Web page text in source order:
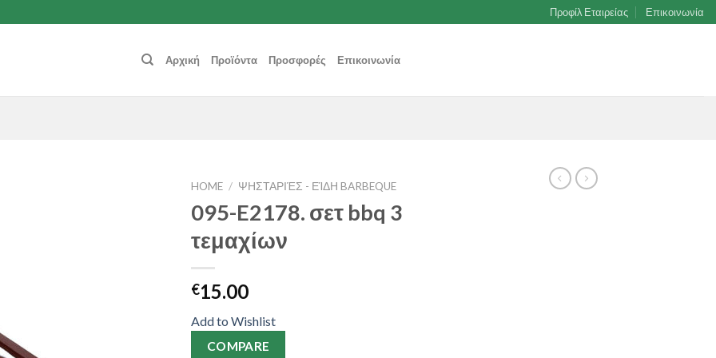
Προφίλ Εταιρείας Επικοινωνία
Αρχική Προϊόντα Προσφορές Επικοινωνία
HOME / ΨΗΣΤΑΡΙΈΣ - ΕΊΔΗ BARBEQUE
095-E2178. σετ bbq 3
τεμαχίων
€15.00
Add to Wishlist
COMPARE